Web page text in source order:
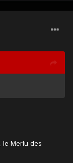
Merlu des